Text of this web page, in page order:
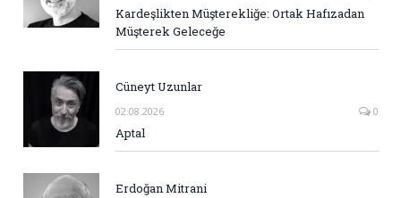
Kardeşlikten Müşterekliğe: Ortak Hafızadan
Müşterek Geleceğe
Cüneyt Uzunlar
02.08.2026 0
Aptal
Erdoğan Mitrani